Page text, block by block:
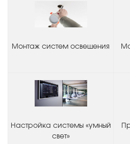
Монтаж систем освещения
Настройка системы «умный
свет»